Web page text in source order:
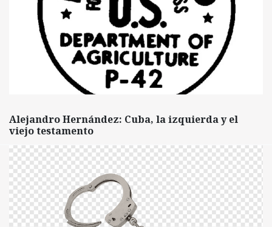
Alejandro Hernández: Cuba, la izquierda y el
viejo testamento